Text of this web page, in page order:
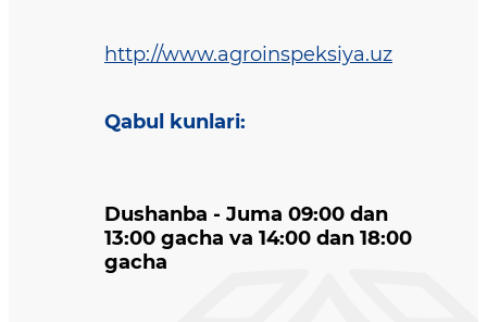
http://www.agroinspeksiya.uz
Qabul kunlari:
Dushanba - Juma 09:00 dan
13:00 gacha va 14:00 dan 18:00
gacha